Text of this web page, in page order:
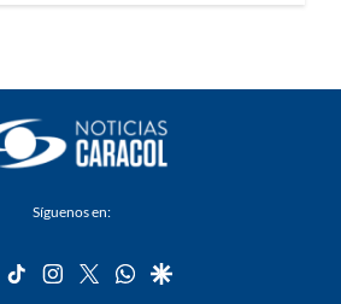
Síguenos en:
facebook
tiktok instagram
twitterwhatsapp
google